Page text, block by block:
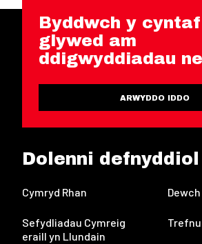
Byddwch y
glywed am
ddigwyddiadau
ARWYDDO IDDO
Dolenni defnyddiol
Cymryd Rhan
Sefydliadau Cymreig
eraill yn Llundain